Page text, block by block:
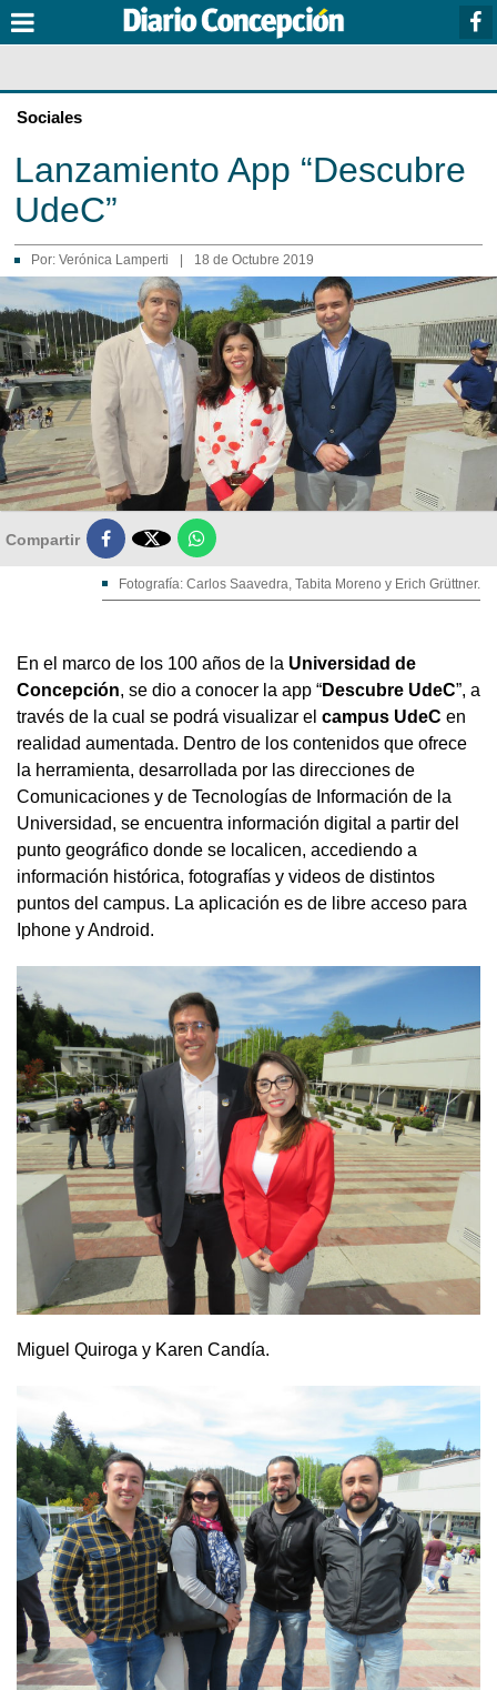
Sociales
Lanzamiento App “Descubre
UdeC”
Por: Verónica Lamperti 18 de Octubre 2019
Compartir 
Fotografía: Carlos Saavedra, Tabita Moreno y Erich Grüttner.
En el marco de los 100 años de la Universidad de
Concepción, se dio a conocer la app “Descubre UdeC”, a
través de la cual se podrá visualizar el campus UdeC en
realidad aumentada. Dentro de los contenidos que ofrece
la herramienta, desarrollada por las direcciones de
Comunicaciones y de Tecnologías de Información de la
Universidad, se encuentra información digital a partir del
punto geográfico donde se localicen, accediendo a
información histórica, fotografías y videos de distintos
puntos del campus. La aplicación es de libre acceso para
Iphone y Android.
Miguel Quiroga y Karen Candía.